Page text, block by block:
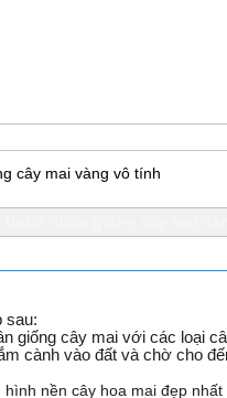
cây mai vàng vô tính
sau:
cây mai với các loại
cành vào đất và chờ cho